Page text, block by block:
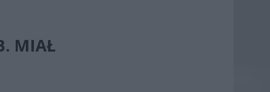
MIAŁ